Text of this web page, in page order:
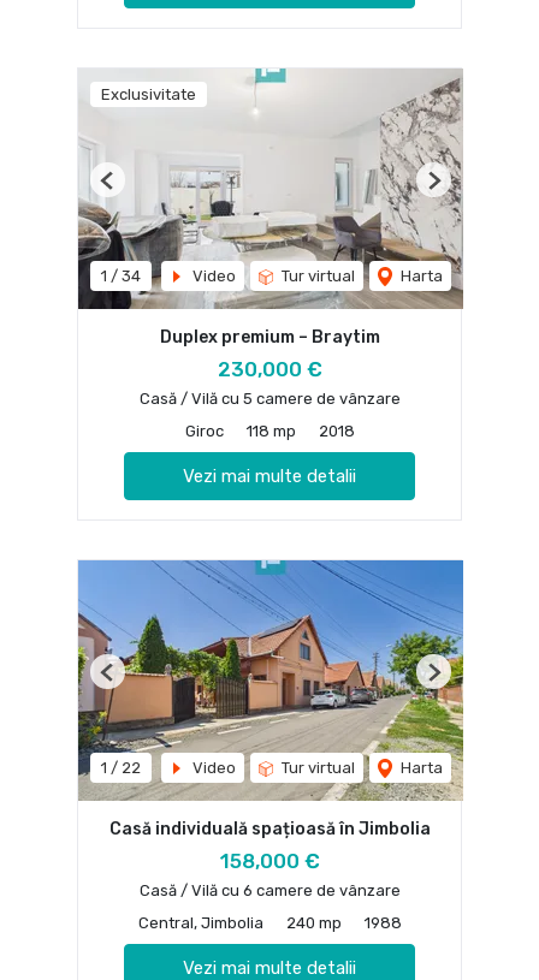
Exclusivitate
1 / 34 Video Tur virtual Harta
Previous Next
Duplex premium – Braytim
230,000 €
Casă / Vilă cu 5 camere de vânzare
Giroc
118 mp 2018
Vezi mai multe detalii
1 / 22 Video Tur virtual Harta
Previous Next
Casă individuală spațioasă în Jimbolia
158,000 €
Casă / Vilă cu 6 camere de vânzare
Central, Jimbolia
240 mp 1988
Vezi mai multe detalii